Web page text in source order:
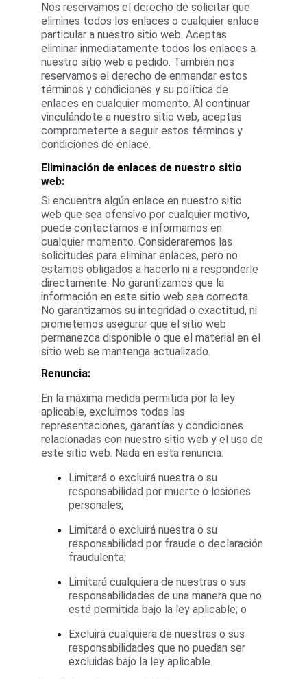
Nos reservamos el derecho de solicitar que
elimines todos los enlaces o cualquier enlace
particular a nuestro sitio web. Aceptas
eliminar inmediatamente todos los enlaces a
nuestro sitio web a pedido. También nos
reservamos el derecho de enmendar estos
términos y condiciones y su política de
enlaces en cualquier momento. Al continuar
vinculándote a nuestro sitio web, aceptas
comprometerte a seguir estos términos y
condiciones de enlace.
Eliminación de enlaces de nuestro sitio
web:
Si encuentra algún enlace en nuestro sitio
web que sea ofensivo por cualquier motivo,
puede contactarnos e informarnos en
cualquier momento. Consideraremos las
solicitudes para eliminar enlaces, pero no
estamos obligados a hacerlo ni a responderle
directamente. No garantizamos que la
información en este sitio web sea correcta.
No garantizamos su integridad o exactitud, ni
prometemos asegurar que el sitio web
permanezca disponible o que el material en el
sitio web se mantenga actualizado.
Renuncia:
En la máxima medida permitida por la ley
aplicable, excluimos todas las
representaciones, garantías y condiciones
relacionadas con nuestro sitio web y el uso de
este sitio web. Nada en esta renuncia:
Limitará o excluirá nuestra o su
responsabilidad por muerte o lesiones
personales;
Limitará o excluirá nuestra o su
responsabilidad por fraude o declaración
fraudulenta;
Limitará cualquiera de nuestras o sus
responsabilidades de una manera que no
esté permitida bajo la ley aplicable; o
Excluirá cualquiera de nuestras o sus
responsabilidades que no puedan ser
excluidas bajo la ley aplicable.